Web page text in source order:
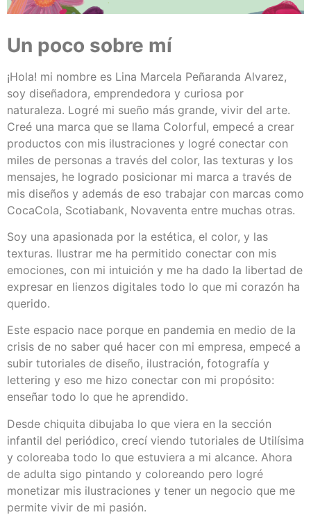
Un poco sobre mí
¡Hola! mi nombre es Lina Marcela Peñaranda Alvarez,
soy diseñadora, emprendedora y curiosa por
naturaleza. Logré mi sueño más grande, vivir del arte.
Creé una marca que se llama Colorful, empecé a crear
productos con mis ilustraciones y logré conectar con
miles de personas a través del color, las texturas y los
mensajes, he logrado posicionar mi marca a través de
mis diseños y además de eso trabajar con marcas como
CocaCola, Scotiabank, Novaventa entre muchas otras.
Soy una apasionada por la estética, el color, y las
texturas. Ilustrar me ha permitido conectar con mis
emociones, con mi intuición y me ha dado la libertad de
expresar en lienzos digitales todo lo que mi corazón ha
querido.
Este espacio nace porque en pandemia en medio de la
crisis de no saber qué hacer con mi empresa, empecé a
subir tutoriales de diseño, ilustración, fotografía y
lettering y eso me hizo conectar con mi propósito:
enseñar todo lo que he aprendido.
Desde chiquita dibujaba lo que viera en la sección
infantil del periódico, crecí viendo tutoriales de Utilísima
y coloreaba todo lo que estuviera a mi alcance. Ahora
de adulta sigo pintando y coloreando pero logré
monetizar mis ilustraciones y tener un negocio que me
permite vivir de mi pasión.